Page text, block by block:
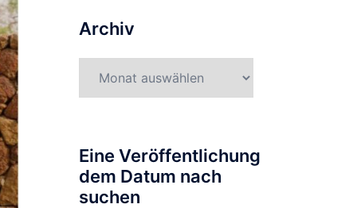
Archiv
Eine Veröffentlichung
dem Datum nach
suchen